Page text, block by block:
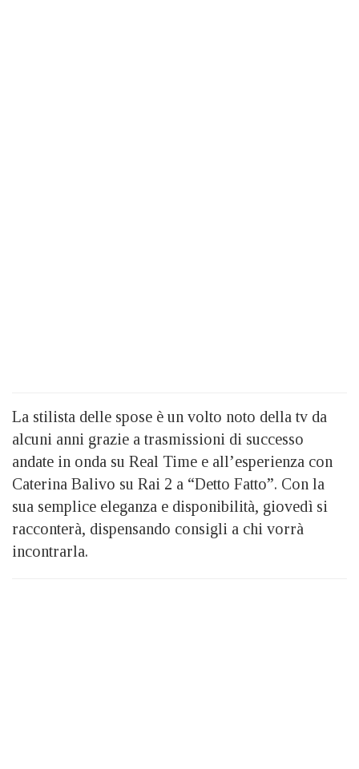
La stilista delle spose è un volto noto della tv da
alcuni anni grazie a trasmissioni di successo
andate in onda su Real Time e all’esperienza con
Caterina Balivo su Rai 2 a “Detto Fatto”. Con la
sua semplice eleganza e disponibilità, giovedì si
racconterà, dispensando consigli a chi vorrà
incontrarla.